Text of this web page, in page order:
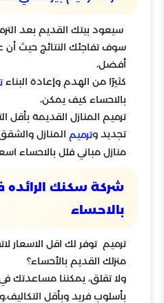
سيعود بيتك القديم بعد
سوف تفاجئك النتائج حيث أن
أفضل،
كثيرًا من الهدم وإعادة البناء
بالاحساء كيف يمكن،
ترميم المنازل القديمة بأقل
تجديد وترميم المنازل
منازل مباني فلل بالاحساء
شركة سكنك الرائده
بالاحساء
ترميم توفر لك اقل الاسعار
منزلك القديم بالأحساء؟
ولا تقلق، يمكننا مساعدتك
بأسلوب فريد وبأقل